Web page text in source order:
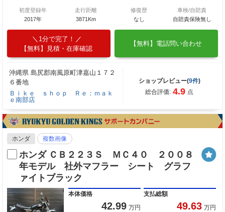
初度登録年
2017年
走行距離
3871Km
修復歴
なし
車検/自賠責
自賠責保険無し
1分で完了！
【無料】見積・在庫確認
【無料】電話問い合わせ
沖縄県 島尻郡南風原町津嘉山１７２
６番地
Ｂｉｋｅ ｓｈｏｐ Ｒｅ：ｍａｋ
ｅ南部店
ショップレビュー(9件)
総合評価: 4.9 点
ホンダ 複数画像
ホンダ ＣＢ２２３Ｓ ＭＣ４０ ２００８
年モデル 社外マフラー シート グラフ
ァイトブラック
本体価格
42.99 万円
支払総額
49.63 万円